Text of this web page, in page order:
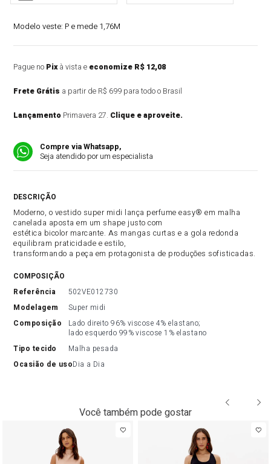
Modelo veste: P e mede 1,76M
Pague no Pixà vista e economize R$ 12,08
Frete Grátis a partir de R$ 699 para todo o Brasil
Lançamento Primavera 27. Clique e aproveite.
Compre via Whatsapp,
Seja atendido por um especialista
Moderno, o vestido super midi lança perfume easy® em malha
canelada aposta em um shape justo com
estética bicolor marcante. As mangas curtas e a gola redonda
equilibram praticidade e estilo,
transformando a peça em protagonista de produções sofisticadas.
COMPOSIÇÃO
referência
502VE012730
modelagem
Super midi
composição
Lado direito 96% viscose 4% elastano;
lado esquerdo 99% viscose 1% elastano
tipo tecido
Malha pesada
ocasião de usoDia a Dia
Você também pode gostar